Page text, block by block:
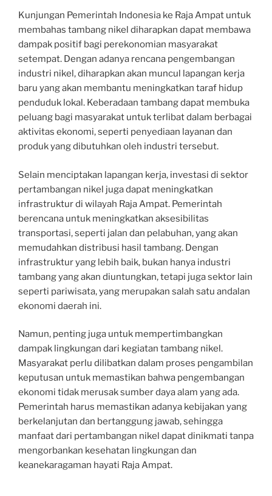
Kunjungan Pemerintah Indonesia ke Raja Ampat untuk
membahas tambang nikel diharapkan dapat membawa
dampak positif bagi perekonomian masyarakat
setempat. Dengan adanya rencana pengembangan
industri nikel, diharapkan akan muncul lapangan kerja
baru yang akan membantu meningkatkan taraf hidup
penduduk lokal. Keberadaan tambang dapat membuka
peluang bagi masyarakat untuk terlibat dalam berbagai
aktivitas ekonomi, seperti penyediaan layanan dan
produk yang dibutuhkan oleh industri tersebut.
Selain menciptakan lapangan kerja, investasi di sektor
pertambangan nikel juga dapat meningkatkan
infrastruktur di wilayah Raja Ampat. Pemerintah
berencana untuk meningkatkan aksesibilitas
transportasi, seperti jalan dan pelabuhan, yang akan
memudahkan distribusi hasil tambang. Dengan
infrastruktur yang lebih baik, bukan hanya industri
tambang yang akan diuntungkan, tetapi juga sektor lain
seperti pariwisata, yang merupakan salah satu andalan
ekonomi daerah ini.
Namun, penting juga untuk mempertimbangkan
dampak lingkungan dari kegiatan tambang nikel.
Masyarakat perlu dilibatkan dalam proses pengambilan
keputusan untuk memastikan bahwa pengembangan
ekonomi tidak merusak sumber daya alam yang ada.
Pemerintah harus memastikan adanya kebijakan yang
berkelanjutan dan bertanggung jawab, sehingga
manfaat dari pertambangan nikel dapat dinikmati tanpa
mengorbankan kesehatan lingkungan dan
keanekaragaman hayati Raja Ampat.